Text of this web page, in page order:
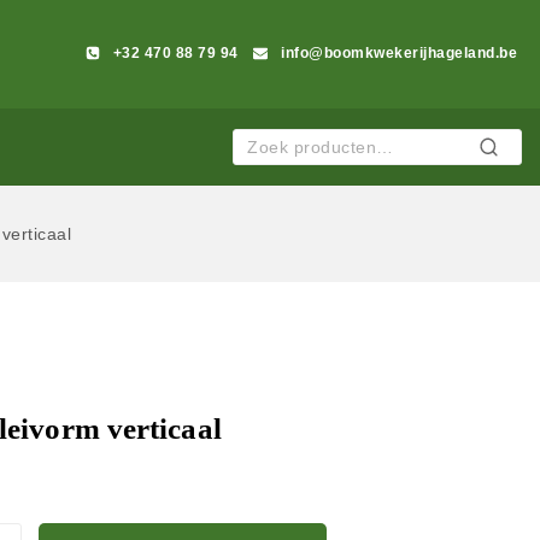
+32 470 88 79 94 info@boomkwekerijhageland.be
Zoeken
verticaal